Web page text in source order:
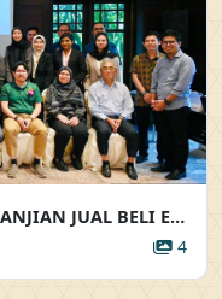
MAJLIS MENANDATANGANI PERJANJIAN JUAL BELI ELEKTRONIK BAGI PROJEK PANGSAPURI IDAMAN CASUARINA 1 MAJLIS MENANDATANGANI PERJANJIAN JUAL BELI ELEKTRONIK (EPJB) BAGI PEMBELIAN SECARA EN-BLOC PROJEK PANGSAPURI IDAMAN CASUARINA 1
4